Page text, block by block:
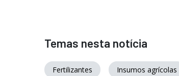
Temas nesta notícia
Fertilizantes Insumos agrícolas